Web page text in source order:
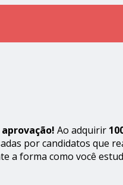
Ao adquirir
por candidatos que
a forma como você